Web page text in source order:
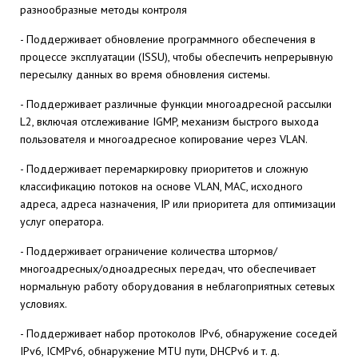
разнообразные методы контроля
- Поддерживает обновление программного обеспечения в
процессе эксплуатации (ISSU), чтобы обеспечить непрерывную
пересылку данных во время обновления системы.
- Поддерживает различные функции многоадресной рассылки
L2, включая отслеживание IGMP, механизм быстрого выхода
пользователя и многоадресное копирование через VLAN.
- Поддерживает перемаркировку приоритетов и сложную
классификацию потоков на основе VLAN, MAC, исходного
адреса, адреса назначения, IP или приоритета для оптимизации
услуг оператора.
- Поддерживает ограничение количества штормов/
многоадресных/одноадресных передач, что обеспечивает
нормальную работу оборудования в неблагоприятных сетевых
условиях.
- Поддерживает набор протоколов IPv6, обнаружение соседей
IPv6, ICMPv6, обнаружение MTU пути, DHCPv6 и т. д.